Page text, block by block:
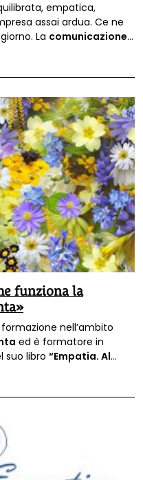
empatica,
assai ardua. Ce ne
La comunicazione
funziona la
nell’ambito
ed è formatore in
suo libro “Empatia. Al